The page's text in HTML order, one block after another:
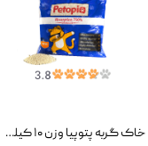
خاک گربه پتوپیا وزن ۱۰ کیلوگرم